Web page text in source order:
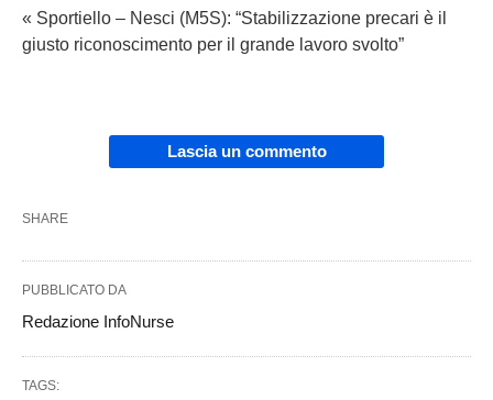
« Sportiello – Nesci (M5S): “Stabilizzazione precari è il
giusto riconoscimento per il grande lavoro svolto”
Lascia un commento
SHARE
PUBBLICATO DA
Redazione InfoNurse
TAGS: